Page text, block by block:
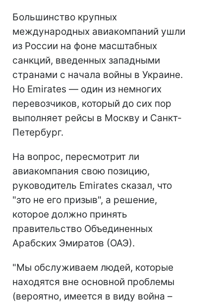
Большинство крупных
международных авиакомпаний ушли
из России на фоне масштабных
санкций, введенных западными
странами с начала войны в Украине.
Но Emirates — один из немногих
перевозчиков, который до сих пор
выполняет рейсы в Москву и Санкт-
Петербург.
На вопрос, пересмотрит ли
авиакомпания свою позицию,
руководитель Emirates сказал, что
"это не его призыв", а решение,
которое должно принять
правительство Объединенных
Арабских Эмиратов (ОАЭ).
"Мы обслуживаем людей, которые
находятся вне основной проблемы
(вероятно, имеется в виду война –